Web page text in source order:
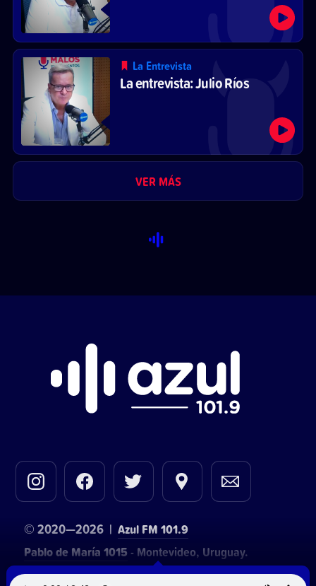
La Entrevista
La entrevista: Julio Ríos
VER MÁS
© 2020—2026 | Azul FM 101.9
Pablo de María 1015 - Montevideo, Uruguay.